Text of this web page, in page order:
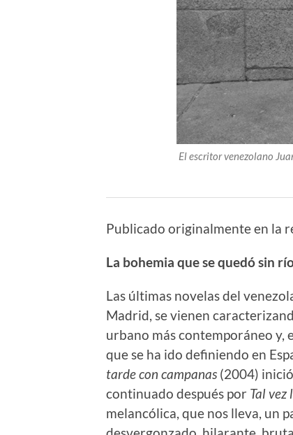
El escritor venezolano
Publicado originalmente en la
La bohemia que se quedó sin
Las últimas novelas del
Madrid, se vienen
urbano más contemporáneo y,
que se ha ido definiendo en
tarde con campanas (2004)
continuado después por Tal vez
melancólica, que nos lleva, un